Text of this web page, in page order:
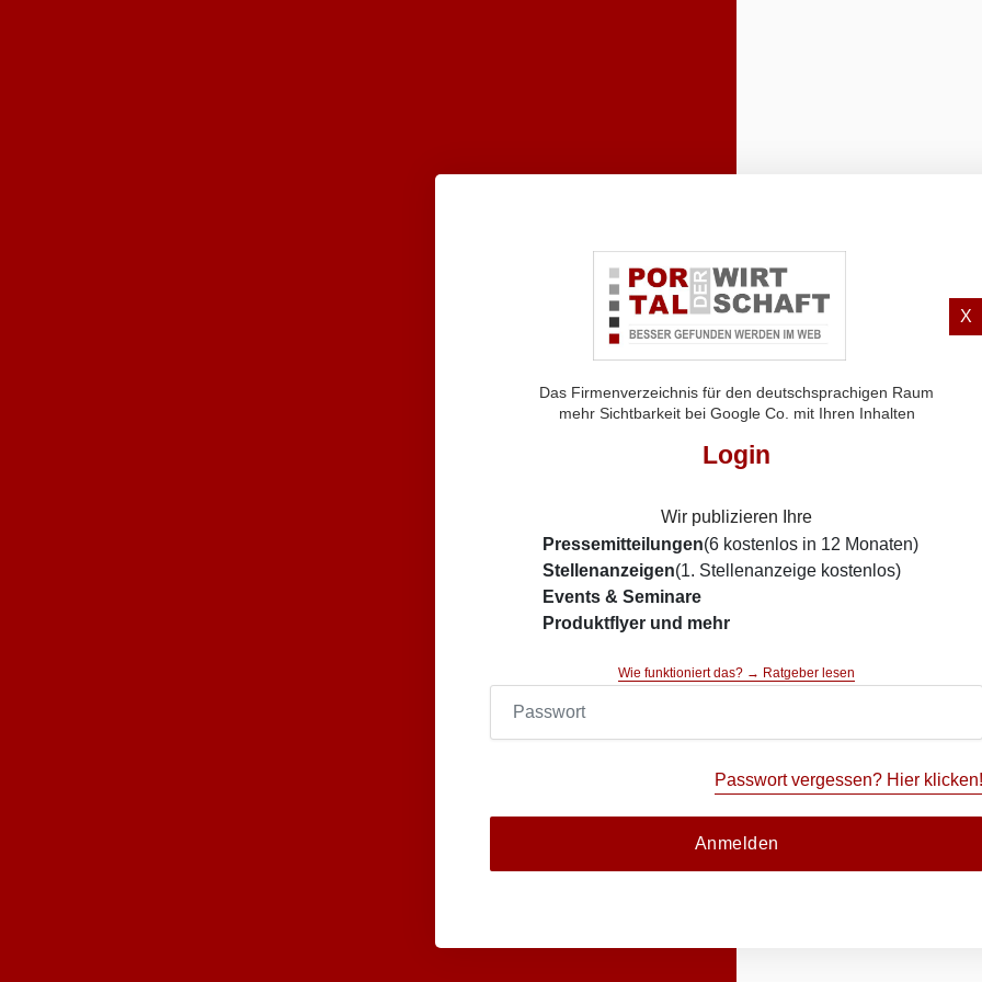
X
Das Firmenverzeichnis für den deutschsprachigen Raum
mehr Sichtbarkeit bei Google Co. mit Ihren Inhalten
Login
Wir publizieren Ihre
Pressemitteilungen(6 kostenlos in 12 Monaten)
Stellenanzeigen(1. Stellenanzeige kostenlos)
Events & Seminare
Produktflyer und mehr
Wie funktioniert das? → Ratgeber lesen
Passwort vergessen? Hier klicken!
Anmelden